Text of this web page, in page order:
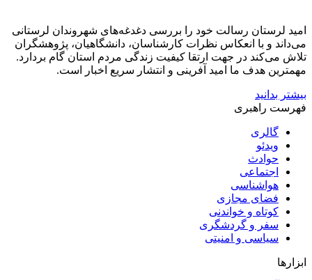
امید لرستان رسالت خود را بررسی دغدغه‌های شهروندان لرستانی
می‌داند و با انعکاس نظرات کارشناسان، دانشگاهیان، پژوهشگران
تلاش می‌کند در جهت ارتقا کیفیت زندگی مردم استان گام بردارد.
مهمترین هدف ما امید آفرینی و انتشار سریع اخبار است.
بیشتر بدانید
فهرست راهبری
گالری
ویدئو
حوادث
اجتماعی
هواشناسی
فضای مجازی
کوتاه و خواندنی
سفر و گردشگری
سیاسی و امنیتی
ابزارها